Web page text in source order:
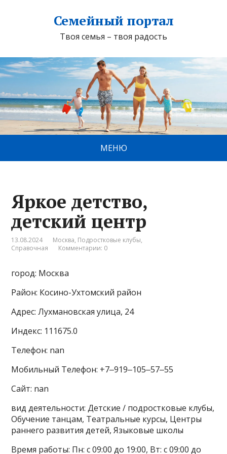
Семейный портал
Твоя семья – твоя радость
МЕНЮ
Яркое детство,
детский центр
13.08.2024 Москва, Подростковые клубы,
Справочная
Комментарии: 0
город: Москва
Район: Косино-Ухтомский район
Адрес: Лухмановская улица, 24
Индекс: 111675.0
Телефон: nan
Мобильный Телефон: +7‒919‒105‒57‒55
Сайт: nan
вид деятельности: Детские / подростковые клубы,
Обучение танцам, Театральные курсы, Центры
раннего развития детей, Языковые школы
Время работы: Пн: с 09:00 до 19:00, Вт: с 09:00 до